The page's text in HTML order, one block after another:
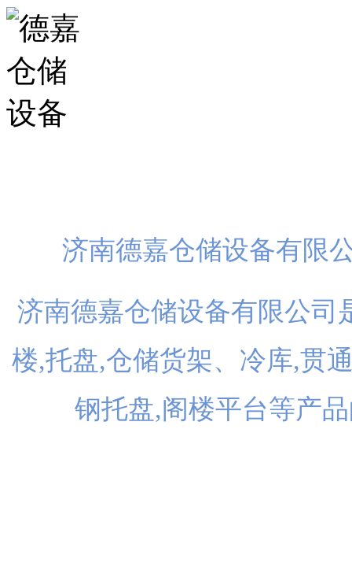
济南德嘉仓储设备有
济南德嘉仓储设备有限公司
楼,托盘,仓储货架、冷库,贯
钢托盘,阁楼平台等产